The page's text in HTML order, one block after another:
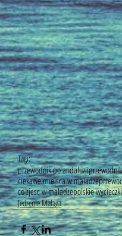
Tagi:
przewodnik po andaluzji
ciekawe miejsca w maladze
co zjesc w maladzepolskie
Jedzenie Malaga